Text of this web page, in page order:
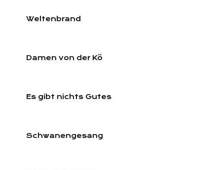
Weltenbrand
Damen von der Kö
Es gibt nichts Gutes
Schwanengesang